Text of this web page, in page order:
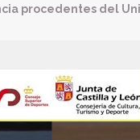
procedentes del